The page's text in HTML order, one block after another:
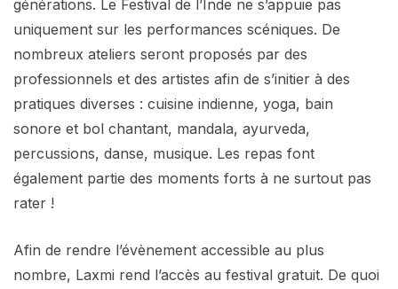
générations. Le Festival de l’Inde ne s’appuie pas
uniquement sur les performances scéniques. De
nombreux ateliers seront proposés par des
professionnels et des artistes afin de s’initier à des
pratiques diverses : cuisine indienne, yoga, bain
sonore et bol chantant, mandala, ayurveda,
percussions, danse, musique. Les repas font
également partie des moments forts à ne surtout pas
rater !
Afin de rendre l’évènement accessible au plus
nombre, Laxmi rend l’accès au festival gratuit. De quoi